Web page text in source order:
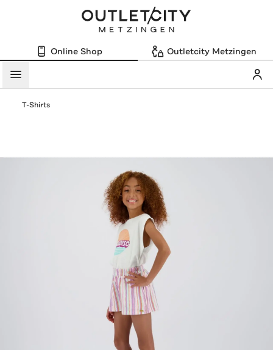
Online Shop Outletcity Metzingen
Menü
T-Shirts